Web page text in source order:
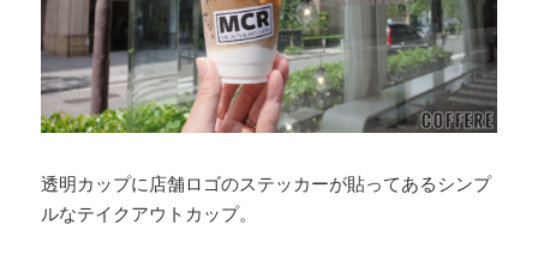
透明カップに店舗ロゴのステッカーが貼ってあるシンプ
ルなテイクアウトカップ。